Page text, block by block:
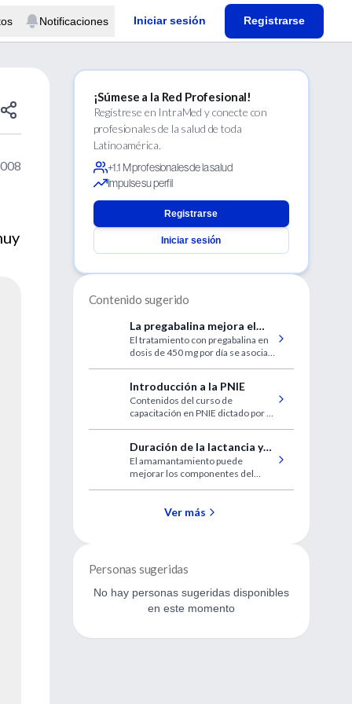
Notificaciones Iniciar sesión Registrarse
¡Súmese a la Red Profesional!
Regístrese en IntraMed y conecte con
profesionales de la salud de toda
Latinoamérica.
+1.1 M profesionales de la salud
Impulse su perfil
Registrarse
Iniciar sesión
Contenido sugerido
La pregabalina mejora el
dolor en pacientes con
fibromialgia
El tratamiento con pregabalina en
dosis de 450 mg por día se asocia
Introducción a la PNIE
Contenidos del curso de
capacitación en PNIE dictado por la
Duración de la lactancia y
síndrome metabólico en
mujeres de edad media
El amamantamiento puede
mejorar los componentes del
Ver más
Personas sugeridas
No hay personas sugeridas disponibles
en este momento